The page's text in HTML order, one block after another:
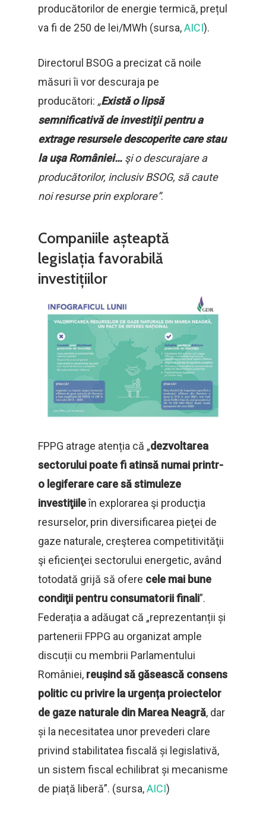
producătorilor de energie termică, prețul
va fi de 250 de lei/MWh (sursa,AICI).
Directorul BSOG a precizat că noile
măsuri îi vor descuraja pe
producători: „Există o lipsă
semnificativă de investiţii pentru a
extrage resursele descoperite care stau
la uşa României… şi o descurajare a
producătorilor, inclusiv BSOG, să caute
noi resurse prin explorare”.
Companiile așteaptă
legislația favorabilă
investițiilor
FPPG atrage atenția că „dezvoltarea
sectorului poate fi atinsă numai printr-
o legiferare care să stimuleze
investiţiileîn explorarea şi producţia
resurselor, prin diversificarea pieţei de
gaze naturale, creşterea competitivităţii
şi eficienţei sectorului energetic, având
totodată grijă să ofere cele mai bune
condiţii pentru consumatorii finali”.
Federația a adăugat că „reprezentanții și
partenerii FPPG au organizat ample
discuții cu membrii Parlamentului
României, reușind să găsească consens
politic cu privire la urgența proiectelor
de gaze naturale din Marea Neagră, dar
și la necesitatea unor prevederi clare
privind stabilitatea fiscală și legislativă,
un sistem fiscal echilibrat și mecanisme
de piață liberă”. (sursa,AICI)